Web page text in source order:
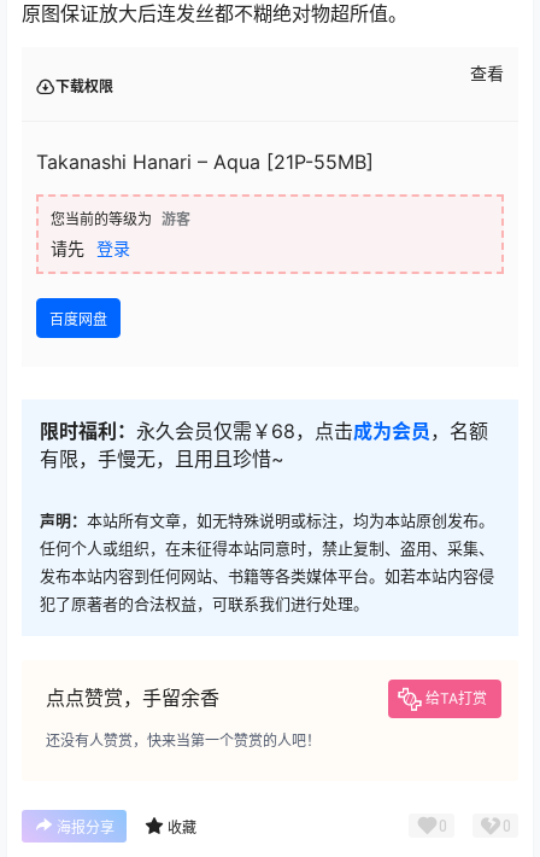
原图保证放大后连发丝都不糊绝对物超所值。
下载权限
查看
Takanashi Hanari – Aqua [21P-55MB]
您当前的等级为 游客
请先 登录
百度网盘
限时福利： 永久会员仅需￥68，点击成为会员，名额
有限，手慢无，且用且珍惜~
声明： 本站所有文章，如无特殊说明或标注，均为本站原创发布。
任何个人或组织，在未征得本站同意时，禁止复制、盗用、采集、
发布本站内容到任何网站、书籍等各类媒体平台。如若本站内容侵
犯了原著者的合法权益，可联系我们进行处理。
点点赞赏，手留余香 给TA打赏
还没有人赞赏，快来当第一个赞赏的人吧！
海报分享 收藏 0 0